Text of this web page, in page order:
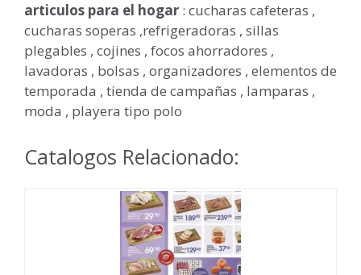
articulos para el hogar : cucharas cafeteras ,
cucharas soperas ,refrigeradoras , sillas
plegables , cojines , focos ahorradores ,
lavadoras , bolsas , organizadores , elementos de
temporada , tienda de campañas , lamparas ,
moda , playera tipo polo
Catalogos Relacionado: